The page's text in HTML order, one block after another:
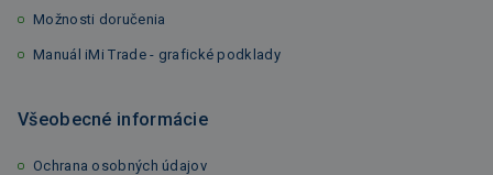
Možnosti doručenia
Manuál iMi Trade - grafické podklady
Všeobecné informácie
Ochrana osobných údajov